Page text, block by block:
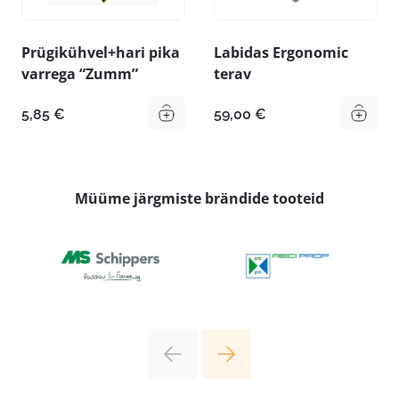
Prügikühvel+hari pika
varrega “Zumm”
5,85 €
Labidas Ergonomic
terav
59,00 €
Müüme järgmiste brändide tooteid